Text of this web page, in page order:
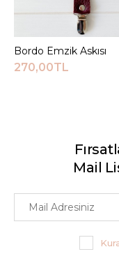
Sepete Ekle
Bordo Emzik Askısı
270,00TL
Mail